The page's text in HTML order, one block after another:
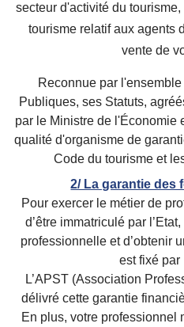
secteur d'activité du
tourisme relatif aux agents
vente de
Reconnue par
Publiques, ses Statuts,
par le Ministre de l'Économie
qualité d'organisme de
Code du tourisme et
2/ La garantie des
Pour exercer le métier de
d’être immatriculé par
professionnelle et d’obtenir
est fixé
L’APST (Association
délivré cette garantie
En plus, votre professionnel